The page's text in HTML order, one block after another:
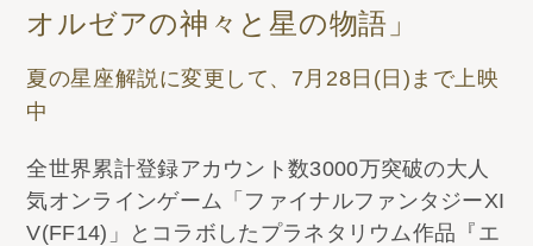
オルゼアの神々と星の物語」
夏の星座解説に変更して、7月28日(日)まで上映
中
全世界累計登録アカウント数3000万突破の大人
気オンラインゲーム「ファイナルファンタジーXI
V(FF14)」とコラボしたプラネタリウム作品『エ